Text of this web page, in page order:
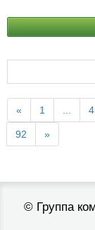
« 1 ...
92 »
© Группа